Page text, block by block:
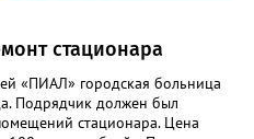
стационара
«ПИАЛ» городская больница
Подрядчик должен был
стационара. Цена